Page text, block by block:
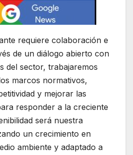
requiere colaboración e
de un diálogo abierto con
del sector, trabajaremos
marcos normativos,
y mejorar las
responder a la creciente
será nuestra
un crecimiento en
ambiente y adaptado a